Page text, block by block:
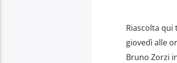
Riascolta
giovedì alle
Bruno Zorzi